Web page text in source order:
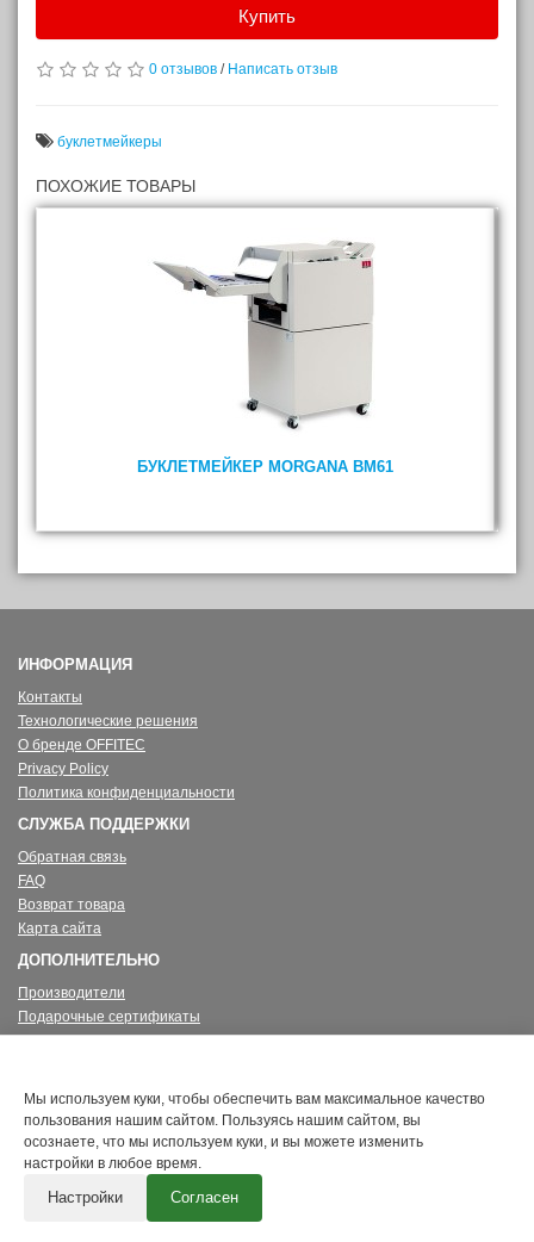
Купить
0 отзывов / Написать отзыв
буклетмейкеры
ПОХОЖИЕ ТОВАРЫ
БУКЛЕТМЕЙКЕР MORGANA BM61
ИНФОРМАЦИЯ
Контакты
Технологические решения
О бренде OFFITEC
Privacy Policy
Политика конфиденциальности
СЛУЖБА ПОДДЕРЖКИ
Обратная связь
FAQ
Возврат товара
Карта сайта
ДОПОЛНИТЕЛЬНО
Производители
Подарочные сертификаты
Партнерская программа
ЛИЧНЫЙ КАБИНЕТ
Личный Кабинет
История заказов
Рассылка
Мы используем куки, чтобы обеспечить вам максимальное качество
пользования нашим сайтом. Пользуясь нашим сайтом, вы
осознаете, что мы используем куки, и вы можете изменить
настройки в любое время.
Настройки Согласен